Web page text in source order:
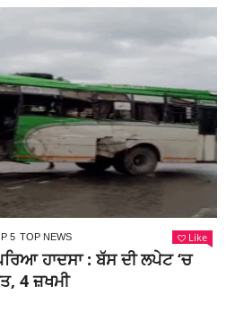
5 TOP NEWS Like
ਹਾਦਸਾ : ਬੱਸ ਦੀ ਲਪੇਟ ‘ਚ
4 ਜ਼ਖਮੀ